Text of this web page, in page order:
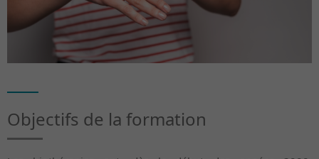
Objectifs de la formation